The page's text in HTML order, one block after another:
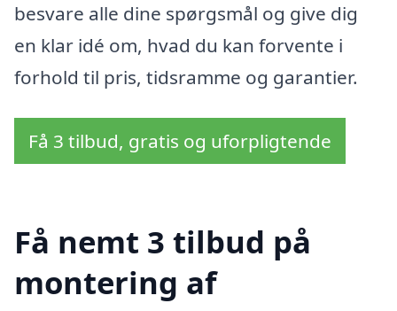
besvare alle dine spørgsmål og give dig
en klar idé om, hvad du kan forvente i
forhold til pris, tidsramme og garantier.
Få 3 tilbud, gratis og uforpligtende
Få nemt 3 tilbud på
montering af